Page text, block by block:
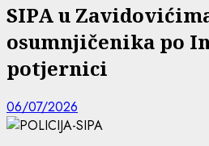
SIPA u
osumnjičenika po
potjernici
06/07/2026